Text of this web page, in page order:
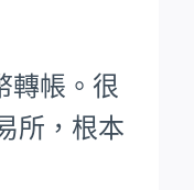
轉帳。很
所，根本